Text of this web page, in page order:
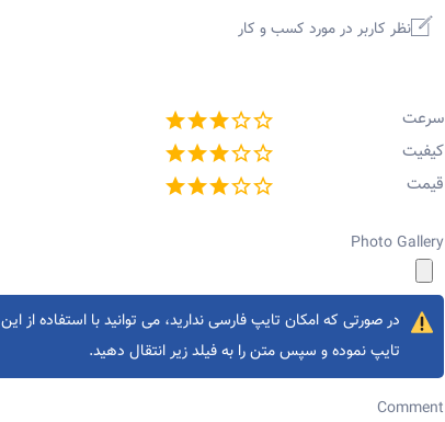
نظر کاربر در مورد کسب و کار
سرعت
کیفیت
قیمت
Photo Gallery
در صورتی که امکان تایپ فارسی ندارید، می توانید با استفاده از این
تایپ نموده و سپس متن را به فیلد زیر انتقال دهید.
Comment